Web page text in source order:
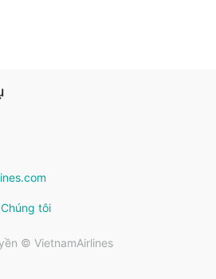
tôi
© VietnamAirlines